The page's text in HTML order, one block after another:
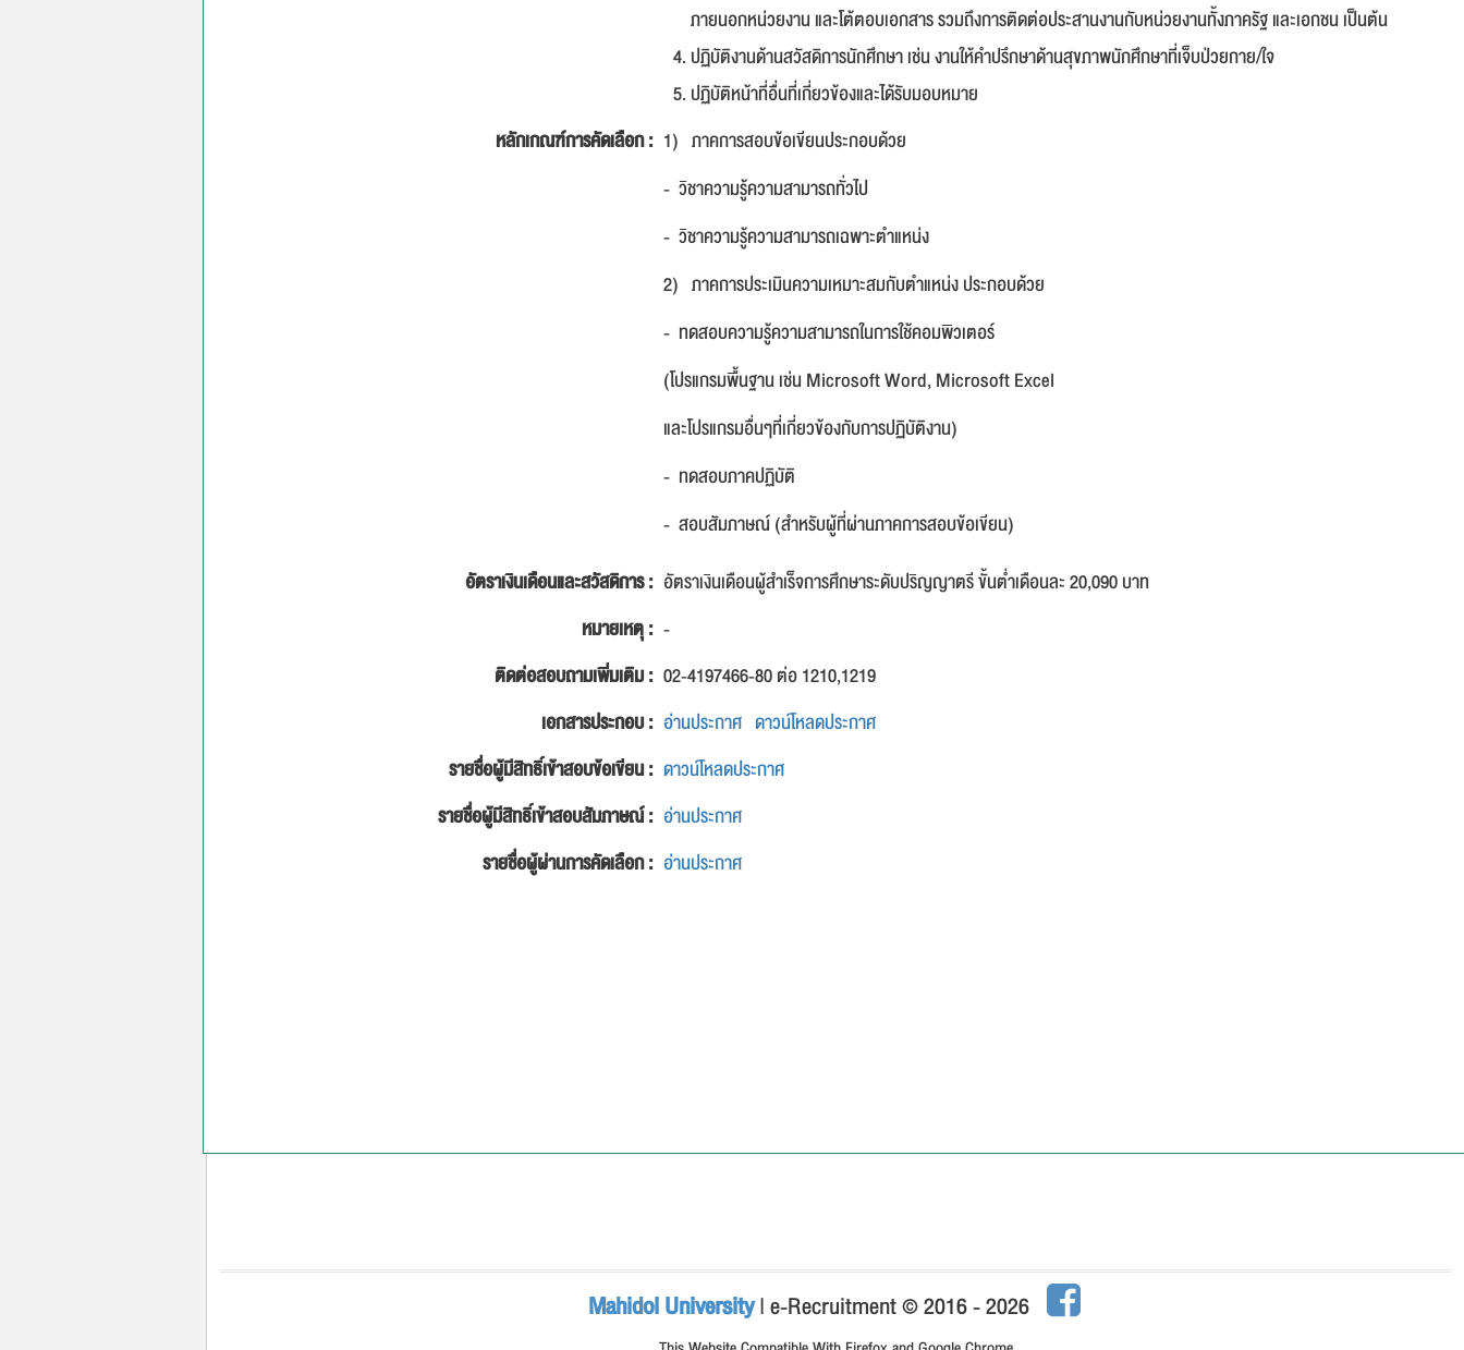
ภายนอกหน่วยงาน และโต้ตอบเอกสาร รวมถึงการติดต่อประสานงานกับหน่วยงานทั้งภาครัฐ และเอกชน เป็นต้น
ปฏิบัติงานด้านสวัสดิการนักศึกษา เช่น งานให้คำปรึกษาด้านสุขภาพนักศึกษาที่เจ็บป่วยกาย/ใจ
ปฏิบัติหน้าที่อื่นที่เกี่ยวข้องและได้รับมอบหมาย
หลักเกณฑ์การคัดเลือก : 1) ภาคการสอบข้อเขียนประกอบด้วย
- วิชาความรู้ความสามารถทั่วไป
- วิชาความรู้ความสามารถเฉพาะตำแหน่ง
2) ภาคการประเมินความเหมาะสมกับตำแหน่ง ประกอบด้วย
- ทดสอบความรู้ความสามารถในการใช้คอมพิวเตอร์
(โปรแกรมพื้นฐาน เช่น Microsoft Word, Microsoft Excel
และโปรแกรมอื่นๆที่เกี่ยวข้องกับการปฏิบัติงาน)
- ทดสอบภาคปฏิบัติ
- สอบสัมภาษณ์ (สำหรับผู้ที่ผ่านภาคการสอบข้อเขียน)
อัตราเงินเดือนและสวัสดิการ : อัตราเงินเดือนผู้สำเร็จการศึกษาระดับปริญญาตรี ขั้นต่ำเดือนละ 20,090 บาท
หมายเหตุ : -
ติดต่อสอบถามเพิ่มเติม : 02-4197466-80 ต่อ 1210,1219
เอกสารประกอบ : อ่านประกาศ ดาวน์โหลดประกาศ
รายชื่อผู้มีสิทธิ์เข้าสอบข้อเขียน : ดาวน์โหลดประกาศ
รายชื่อผู้มีสิทธิ์เข้าสอบสัมภาษณ์ : อ่านประกาศ
รายชื่อผู้ผ่านการคัดเลือก : อ่านประกาศ
Mahidol University| e-Recruitment © 2016 - 2026